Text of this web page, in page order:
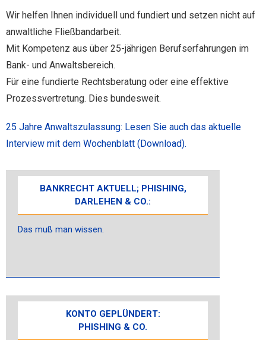
Wir helfen Ihnen individuell und fundiert und setzen nicht auf
anwaltliche Fließbandarbeit.
Mit Kompetenz aus über 25-jährigen Berufserfahrungen im
Bank- und Anwaltsbereich.
Für eine fundierte Rechtsberatung oder eine effektive
Prozessvertretung. Dies bundesweit.
25 Jahre Anwaltszulassung: Lesen Sie auch das aktuelle
Interview mit dem Wochenblatt (Download).
BANKRECHT AKTUELL; PHISHING,
DARLEHEN & CO.:
Das muß man wissen.
KONTO GEPLÜNDERT:
PHISHING & CO.